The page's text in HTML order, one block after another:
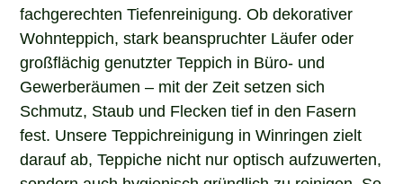
fachgerechten Tiefenreinigung. Ob dekorativer
Wohnteppich, stark beanspruchter Läufer oder
großflächig genutzter Teppich in Büro- und
Gewerberäumen – mit der Zeit setzen sich
Schmutz, Staub und Flecken tief in den Fasern
fest. Unsere Teppichreinigung in Winringen zielt
darauf ab, Teppiche nicht nur optisch aufzuwerten,
sondern auch hygienisch gründlich zu reinigen. So